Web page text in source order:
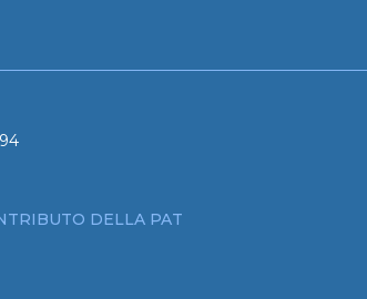
DELLA PAT